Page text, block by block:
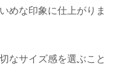
めな印象に仕上がりま
なサイズ感を選ぶこと